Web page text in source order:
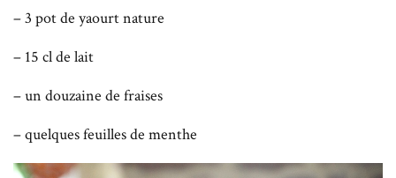
– 3 pot de yaourt nature
– 15 cl de lait
– un douzaine de fraises
– quelques feuilles de menthe